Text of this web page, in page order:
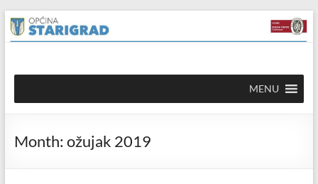
content
Skip
to
content
Općina
Starigrad
mrežna
MENU
Month: ožujak 2019